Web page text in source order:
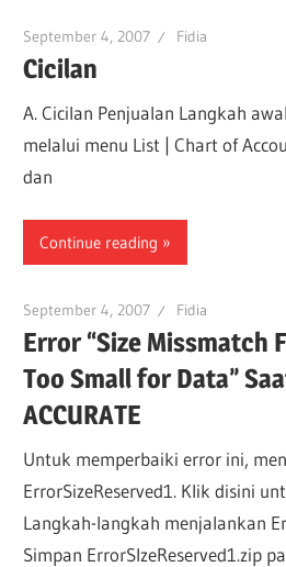
September 4, 2007 Fidia
Cicilan
A. Cicilan Penjualan Langkah
melalui menu List | Chart of
dan
Continue reading
September 4, 2007 Fidia
Error “Size Missmatch
Too Small for Data”
ACCURATE
Untuk memperbaiki error ini,
ErrorSizeReserved1. Klik disini
Langkah-langkah menjalankan
Simpan ErrorSIzeReserved1.zip